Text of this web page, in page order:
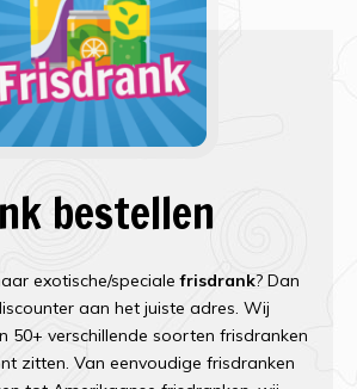
bestellen
exotische/specialefrisdrank? Dan
aan het juiste adres. Wij
50+ verschillende soorten frisdranken
zitten. Van eenvoudige frisdranken